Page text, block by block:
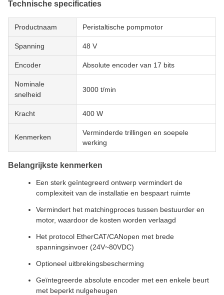
Technische specificaties
Productnaam Peristaltische pompmotor
Spanning 48 V
Encoder Absolute encoder van 17 bits
Nominale
snelheid
3000 t/min
Kracht 400 W
Kenmerken
Verminderde trillingen en soepele
werking
Belangrijkste kenmerken
Een sterk geïntegreerd ontwerp vermindert de
complexiteit van de installatie en bespaart ruimte
Vermindert het matchingproces tussen bestuurder en
motor, waardoor de kosten worden verlaagd
Het protocol EtherCAT/CANopen met brede
spanningsinvoer (24V~80VDC)
Optioneel uitbrekingsbescherming
Geïntegreerde absolute encoder met een enkele beurt
met beperkt nulgeheugen